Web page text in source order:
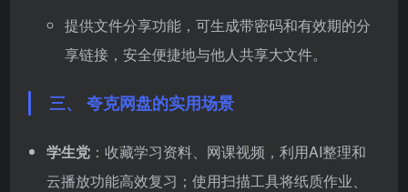
提供文件分享功能，可生成带密码和有效期的分
享链接，安全便捷地与他人共享大文件。
三、 夸克网盘的实用场景
学生党 ：收藏学习资料、网课视频，利用AI整理和
云播放功能高效复习；使用扫描工具将纸质作业、